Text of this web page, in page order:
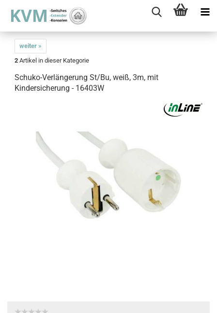
weiter »
2 Artikel in dieser Kategorie
Schuko-Verlängerung St/Bu, weiß, 3m, mit
Kindersicherung - 16403W